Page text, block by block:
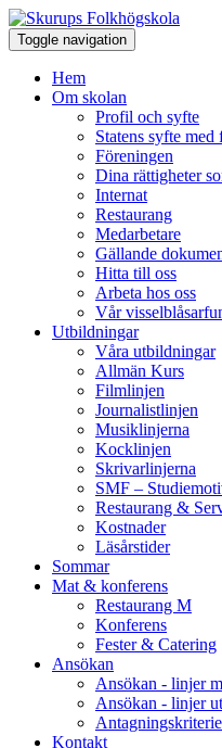
Toggle navigation
Hem
Om skolan
Profil och syfte
Statens syfte
Föreningen
Dina rättigheter
Internat
Restaurang
Medarbetare
Gällande
Hitta till oss
Arbeta hos oss
Vår
Utbildningar
Våra utbildningar
Allmän Kurs
Filmlinjen
Journalistlinjen
Musiklinjerna
Kocklinjen
Skrivarlinjerna
SMF –
Restaurang &
Kostnader
Läsårstider
Sommar
Mat & konferens
Restaurang M
Konferens
Fester & Catering
Ansökan
Ansökan - linjer
Ansökan - linjer
Kontakt